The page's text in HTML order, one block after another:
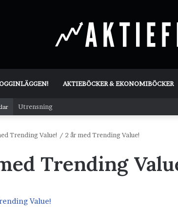
AKTIEBÖCKER & EKONOMIBÖCKER
Utrensning
Trending Value! / 2 år med Trending Value!
Trending